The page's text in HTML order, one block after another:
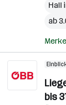
Hall
ab
bis